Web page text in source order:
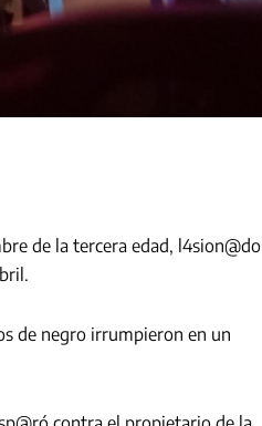
de la tercera edad, l4sion@do
de negro irrumpieron en un